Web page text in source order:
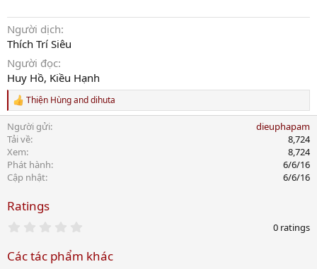
Người dịch
Thích Trí Siêu
Người đọc
Huy Hồ, Kiều Hạnh
R
e
a
c
t
i
o
n
:
Thiện Hùnganddihuta
Người gửi
dieuphapam
Tải về
8,724
Xem
8,724
Phát hành
6/6/16
Cập nhật
6/6/16
Ratings
0
0 ratings
Các tác phẩm khác